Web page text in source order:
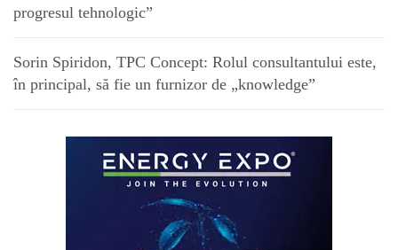
progresul tehnologic”
Sorin Spiridon, TPC Concept: Rolul consultantului este,
în principal, să fie un furnizor de „knowledge”